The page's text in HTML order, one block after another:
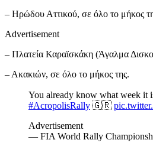
– Ηρώδου Αττικού, σε όλο το μήκος
Advertisement
– Πλατεία Καραϊσκάκη (Άγαλμα
– Ακακιών, σε όλο το μήκος της.
You already know what week
#AcropolisRally 🇬🇷
Advertisement
— FIA World Rally